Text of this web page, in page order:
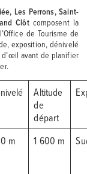
Les Perrons, Saint-
Clôtcomposent la
de Tourisme de
exposition, dénivelé
avant de planifier
Altitude
de
départ
m 1 600 m